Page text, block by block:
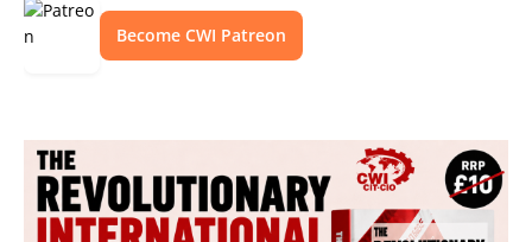
Become CWI Patreon